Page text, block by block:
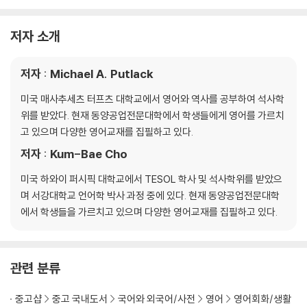
Unit 11 May I see your passport, please?
Unit 13 Could you help me for a minute?
Unit 14 It's a Korean custom.
Unit 15 My sister's music is too loud!
Unit 16 It was built last year.
Answers
Appendix
저자 소개
저자 : Michael A. Putlack
미국 매사추세츠 터프츠 대학교에서 영어와 역사를 공부하여 석사학
위를 받았다. 현재 동양공업전문대학에서 학생들에게 영어를 가르치
고 있으며 다양한 영어교재를 집필하고 있다.
저자 : Kum-Bae Cho
미국 하와이 퍼시픽 대학교에서 TESOL 학사 및 석사학위를 받았으
며 서강대학교 언어학 박사 과정 중에 있다. 현재 동양공업전문대학
에서 학생들을 가르치고 있으며 다양한 영어교재를 집필하고 있다.
관련 분류
중고샵 중고 국내도서 국어와 외국어/사전 영어
영어회화/생활